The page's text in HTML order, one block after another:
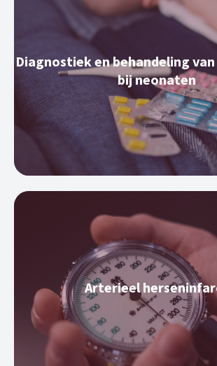
Diagnostiek en behandeling
bij neonaten
Arterieel